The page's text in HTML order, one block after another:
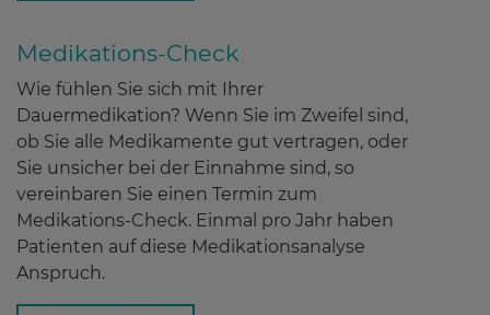
Kontakt
Medikations-Check
Wie fühlen Sie sich mit Ihrer
Dauermedikation? Wenn Sie im Zweifel sind,
ob Sie alle Medikamente gut vertragen, oder
Sie unsicher bei der Einnahme sind, so
vereinbaren Sie einen Termin zum
Medikations-Check. Einmal pro Jahr haben
Patienten auf diese Medikationsanalyse
Anspruch.